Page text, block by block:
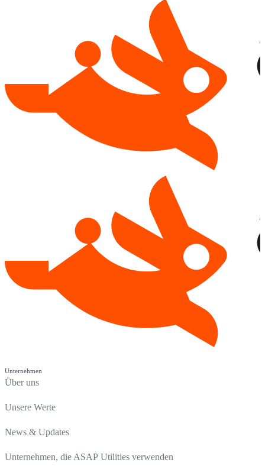
Unternehmen
Über uns
Unsere Werte
News & Updates
Unternehmen, die ASAP Utilities verwenden